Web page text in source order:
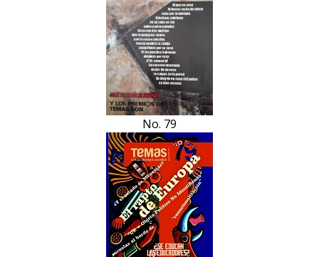
No. 79